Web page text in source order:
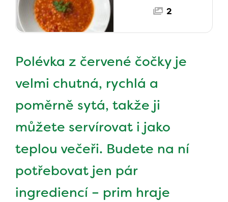
2
Polévka z červené čočky je
velmi chutná, rychlá a
poměrně sytá, takže ji
můžete servírovat i jako
teplou večeři. Budete na ní
potřebovat jen pár
ingrediencí – prim hraje